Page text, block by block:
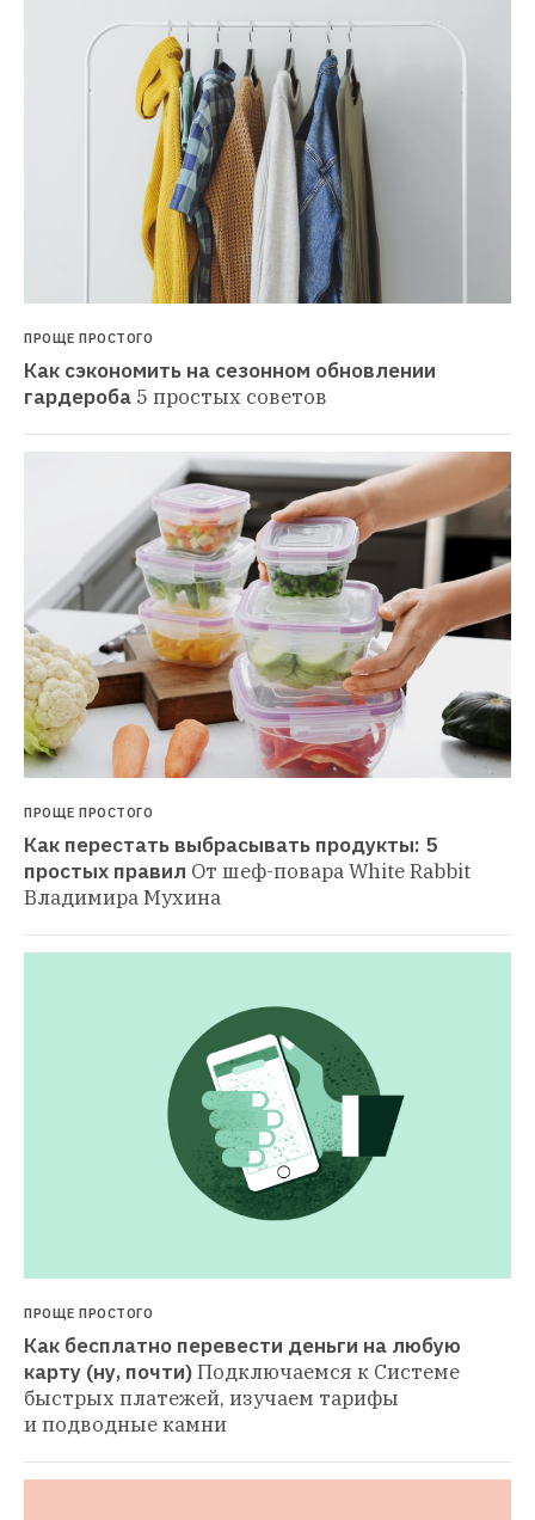
ПРОЩЕ ПРОСТОГО
Как сэкономить на сезонном обновлении
гардероба 5 простых советов
ПРОЩЕ ПРОСТОГО
Как перестать выбрасывать продукты: 5
простых правил От шеф-повара White Rabbit
Владимира Мухина
ПРОЩЕ ПРОСТОГО
Как бесплатно перевести деньги на любую
карту (ну, почти)Подключаемся к Системе
быстрых платежей, изучаем тарифы
и подводные камни